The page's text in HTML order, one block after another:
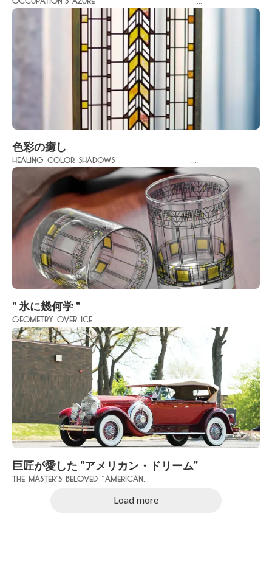
色彩の癒し
Healing Color Shadows ...
" 氷に幾何学 "
Geometry over Ice. ...
巨匠が愛した "アメリカン・ドリーム"
The Master's Beloved "American...
Load more